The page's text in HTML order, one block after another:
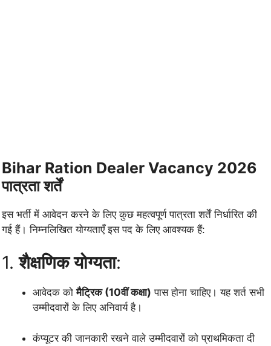
Bihar Ration Dealer Vacancy 2026
पात्रता शर्तें
इस भर्ती में आवेदन करने के लिए कुछ महत्वपूर्ण पात्रता शर्तें निर्धारित की
गई हैं। निम्नलिखित योग्यताएँ इस पद के लिए आवश्यक हैं:
1.शैक्षणिक योग्यता:
आवेदक कोमैट्रिक (10वीं कक्षा) पास होना चाहिए। यह शर्त सभी
उम्मीदवारों के लिए अनिवार्य है।
कंप्यूटर की जानकारी रखने वाले उम्मीदवारों को प्राथमिकता दी